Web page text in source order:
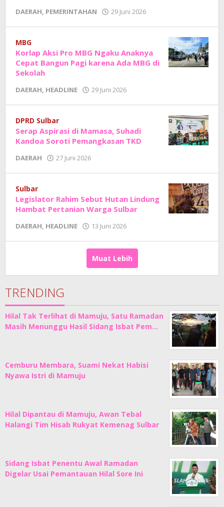
DAERAH, PEMERINTAHAN 29 Juni 2026
Junaedi
Sholat
MBG
Korlap Aksi Pro MBG Ngaku Anaknya
Cepat Bangun Pagi karena Ada MBG di
Sekolah
DAERAH, HEADLINE 29 Juni 2026
Junaedi
DPRD Sulbar
Serap Aspirasi di Mamasa, Suhadi
Kandoa Soroti Pemangkasan TKD
DAERAH 27 Juni 2026
Junaedi
Sulbar
Legislator Rahim Sebut Hutan Lindung
Hambat Pertanian Warga Sulbar
DAERAH, HEADLINE 13 Juni 2026
Junaedi
Muat Lebih
TRENDING
Hilal Tak Terlihat di Mamuju, Satu Ramadan
Masih Menunggu Hasil Sidang Isbat Pem…
Cemburu Membara, Suami Nekat Habisi
Nyawa Istri di Mamuju
Hilal Dipantau di Mamuju, Awan Tebal
Halangi Tim Hisab Rukyat Kemenag Sulbar
Sidang Isbat Penentu Awal Ramadan
Digelar Usai Pemantauan Hilal Sore Ini